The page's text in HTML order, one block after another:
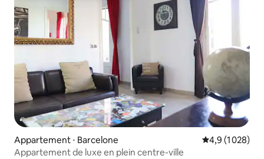
Appartement ⋅ Barcelone Évaluation
4,9 (1 028)
Appartement de luxe en plein centre-ville